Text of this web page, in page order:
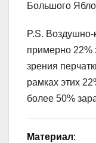
Большого
P.S.
примерно 22%
зрения
рамках этих
более 50%
Материал: